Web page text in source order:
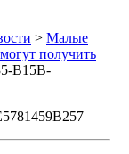
> Малые
получить
B15B-